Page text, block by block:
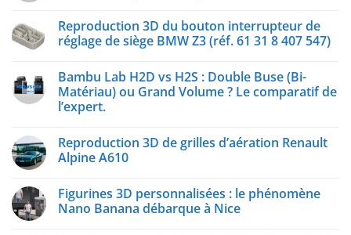
Reproduction 3D du bouton interrupteur de
réglage de siège BMW Z3 (réf. 61 31 8 407 547)
Bambu Lab H2D vs H2S : Double Buse (Bi-
Matériau) ou Grand Volume ? Le comparatif de
l’expert.
Reproduction 3D de grilles d’aération Renault
Alpine A610
Figurines 3D personnalisées : le phénomène
Nano Banana débarque à Nice